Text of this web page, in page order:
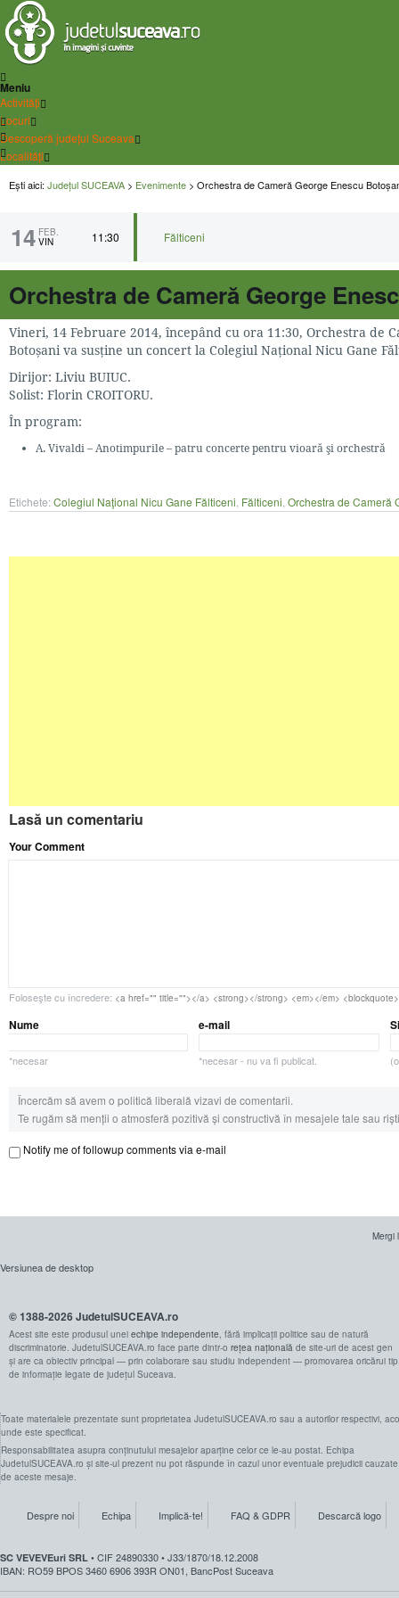
Meniu
Activități
Locuri
Descoperă județul Suceava
Localități
Ești aici: Județul SUCEAVA > Evenimente > Orchestra de Cameră George Enescu
Orchestra de Cameră George
14 FEB.
VIN 11:30 Fălticeni
Vineri, 14 Februare 2014, începând cu ora 11:30, Orchestra de
Botoșani va susține un concert la Colegiul Național Nicu Gane
Dirijor: Liviu BUIUC.
Solist: Florin CROITORU.
În program:
A. Vivaldi – Anotimpurile – patru concerte pentru vioară şi orchestră
Etichete:Colegiul Naţional Nicu Gane Fălticeni Fălticeni Orchestra de Cameră
Lasă un comentariu
Your Comment
Foloseşte cu încredere: <a href="" title=""></a> <strong></strong> <em></em>
Nume
*necesar
e-mail
*necesar - nu va fi publicat.
Încercăm să avem o politică liberală vizavi de comentarii.
Te rugăm să menții o atmosferă pozitivă și constructivă în mesajele tale sau
Notify me of followup comments via e-mail
Mergi
Versiunea de desktop
© 1388-2026 JudetulSUCEAVA.ro
Acest site este produsul unei echipe independente, fără implicații politice sau de natură
discriminatorie. JudetulSUCEAVA.ro face parte dintr-o rețea națională de site-uri de acest gen
și are ca obiectiv principal — prin colaborare sau studiu independent — promovarea oricărui tip
de informație legate de județul Suceava.
Toate materialele prezentate sunt proprietatea JudetulSUCEAVA.ro sau a autorilor respectivi,
unde este specificat.
Responsabilitatea asupra conținutului mesajelor aparține celor ce le-au postat. Echipa
JudetulSUCEAVA.ro și site-ul prezent nu pot răspunde în cazul unor eventuale prejudicii cauzate
de aceste mesaje.
Despre noi Echipa Implică-te! FAQ & GDPR Descarcă logo
SC VEVEVEuri SRL • CIF 24890330 • J33/1870/18.12.2008
IBAN: RO59 BPOS 3460 6906 393R ON01, BancPost Suceava